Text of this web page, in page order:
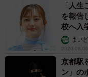
「人
を報告
校へ入
まい
2026.08.06
京都駅
ン」の